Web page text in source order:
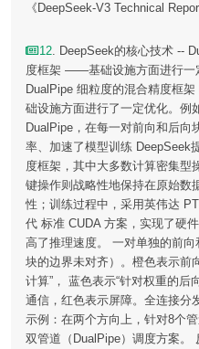
《DeepSeek-V3 Technical
12. DeepSeek的核心技术 --
度框架 ——基础设施方面进行一
DualPipe 细粒度的混合精度框
础设施方面进行了一定优化。例
DualPipe，在每一对前向和后向
率、加速了模型训练 DeepSeek
度框架，其中大多数计算密集型
键操作则战略性地保持在原始数
性；训练过程中，采用英伟达
代 标准 CUDA 方案，实现了硬
高了推理速度。 一对单独的前
块的边界未对齐）。橙色表示前
计算”， 蓝色表示“针对权重的后
通信，红色表示屏障。全连接分
示例：在两个方向上，针对8个
双管道（DualPipe）调度方案。